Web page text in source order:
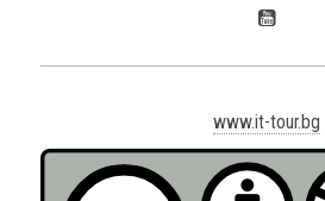
www.it-tour.bg